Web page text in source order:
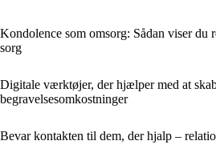
Kondolence som omsorg: Sådan viser du
sorg
Digitale værktøjer, der hjælper med at
begravelsesomkostninger
Bevar kontakten til dem, der hjalp –